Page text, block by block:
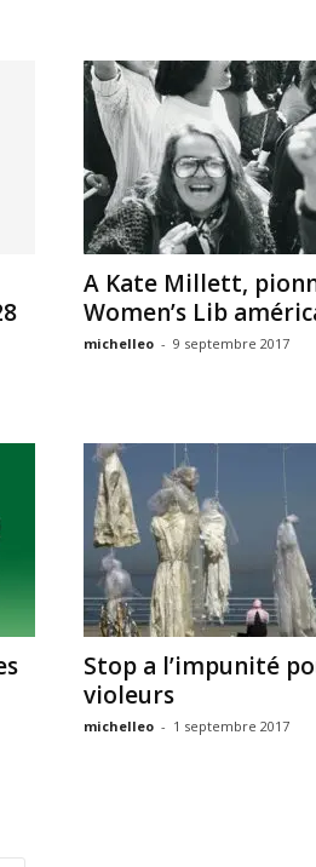
A Kate Millett,
Women’s Lib
michelleo - 9 septembre 2017
Stop a l’impunité
violeurs
michelleo - 1 septembre 2017